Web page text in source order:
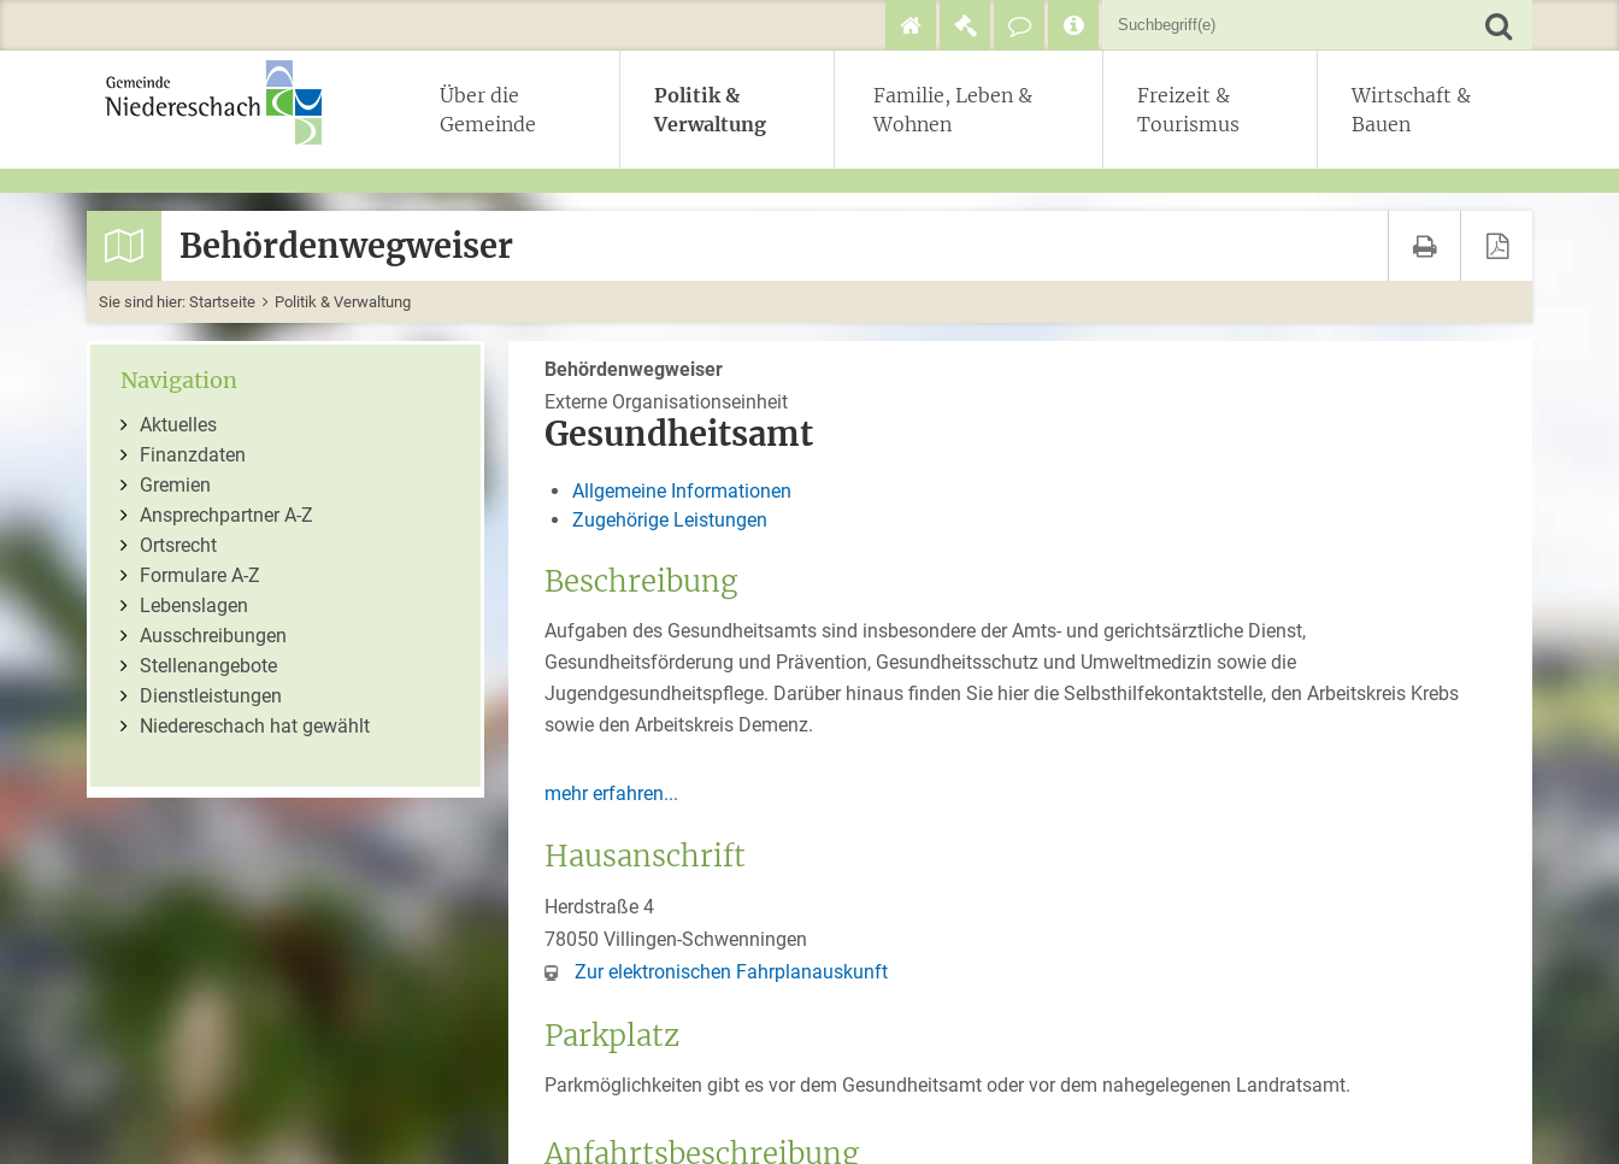
Über die
Gemeinde
Politik &
Verwaltung
Familie, Leben &
Wohnen
Freizeit &
Tourismus
Wirtschaft &
Bauen
Behördenwegweiser
Sie sind hier: Startseite Politik & Verwaltung
Navigation
Aktuelles
Finanzdaten
Gremien
Ansprechpartner A-Z
Ortsrecht
Formulare A-Z
Lebenslagen
Ausschreibungen
Stellenangebote
Dienstleistungen
Niedereschach hat gewählt
Behördenwegweiser
Externe Organisationseinheit
Gesundheitsamt
Allgemeine Informationen
Zugehörige Leistungen
Beschreibung
Aufgaben des Gesundheitsamts sind insbesondere der Amts- und gerichtsärztliche Dienst,
Gesundheitsförderung und Prävention, Gesundheitsschutz und Umweltmedizin sowie die
Jugendgesundheitspflege. Darüber hinaus finden Sie hier die Selbsthilfekontaktstelle, den Arbeitskreis Krebs
sowie den Arbeitskreis Demenz.
mehr erfahren...
Hausanschrift
Herdstraße 4
78050 Villingen-Schwenningen
Zur elektronischen Fahrplanauskunft
Parkplatz
Parkmöglichkeiten gibt es vor dem Gesundheitsamt oder vor dem nahegelegenen Landratsamt.
Anfahrtsbeschreibung